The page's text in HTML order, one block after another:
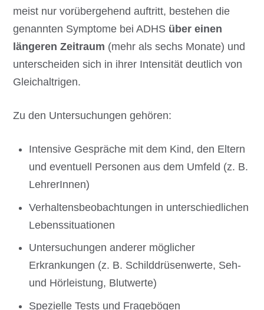
meist nur vorübergehend auftritt, bestehen die
genannten Symptome bei ADHS über einen
längeren Zeitraum (mehr als sechs Monate) und
unterscheiden sich in ihrer Intensität deutlich von
Gleichaltrigen.
Zu den Untersuchungen gehören:
Intensive Gespräche mit dem Kind, den Eltern
und eventuell Personen aus dem Umfeld (z. B.
LehrerInnen)
Verhaltensbeobachtungen in unterschiedlichen
Lebenssituationen
Untersuchungen anderer möglicher
Erkrankungen (z. B. Schilddrüsenwerte, Seh-
und Hörleistung, Blutwerte)
Spezielle Tests und Fragebögen